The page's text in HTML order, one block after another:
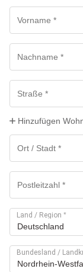
Hinzufügen
Land / Region *
Deutschland
Bundesland /
Nordrhein-